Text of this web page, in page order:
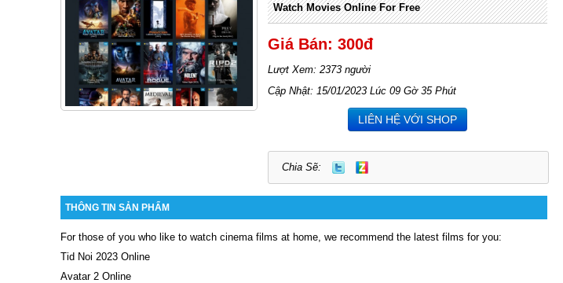
Watch Movies Online For Free
Giá Bán: 300đ
Lượt Xem: 2373 người
Cập Nhật: 15/01/2023 Lúc 09 Gờ 35 Phút
LIÊN HỆ VỚI SHOP
Chia Sẽ:
THÔNG TIN SẢN PHẨM
For those of you who like to watch cinema films at home, we recommend the latest films for you:
Tid Noi 2023 Online
Avatar 2 Online